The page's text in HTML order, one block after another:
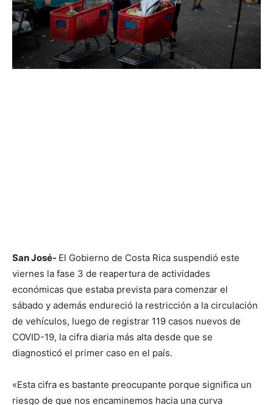
San José- El Gobierno de Costa Rica suspendió este
viernes la fase 3 de reapertura de actividades
económicas que estaba prevista para comenzar el
sábado y además endureció la restricción a la circulación
de vehículos, luego de registrar 119 casos nuevos de
COVID-19, la cifra diaria más alta desde que se
diagnosticó el primer caso en el país.
«Esta cifra es bastante preocupante porque significa un
riesgo de que nos encaminemos hacia una curva